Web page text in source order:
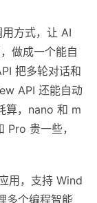
方式，让 AI
做成一个能自
把多轮对话和
API 还能自动
算，nano 和 m
Pro 贵一些，
用，支持 Wind
多个编程智能